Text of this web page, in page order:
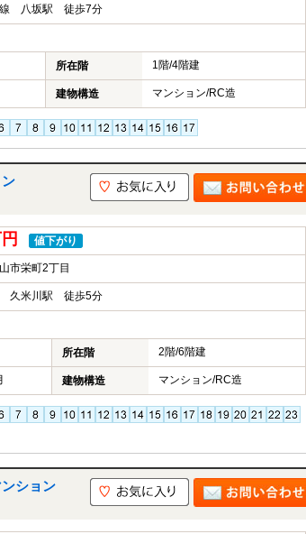
線 八坂駅 徒歩7分
所在階 1階/4階建
建物構造 マンション/RC造
値下がり
市栄町2丁目
久米川駅 徒歩5分
所在階 2階/6階建
建物構造 マンション/RC造
ション